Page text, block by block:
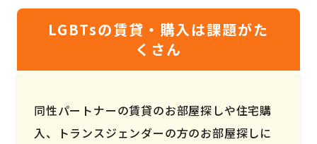
LGBTsの賃貸・購入は課題がた
くさん
同性パートナーの賃貸のお部屋探しや住宅購
入、トランスジェンダーの方のお部屋探しに